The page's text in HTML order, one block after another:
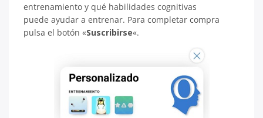
entrenamiento y qué habilidades cognitivas
puede ayudar a entrenar. Para completar compra
pulsa el botón «Suscribirse«.